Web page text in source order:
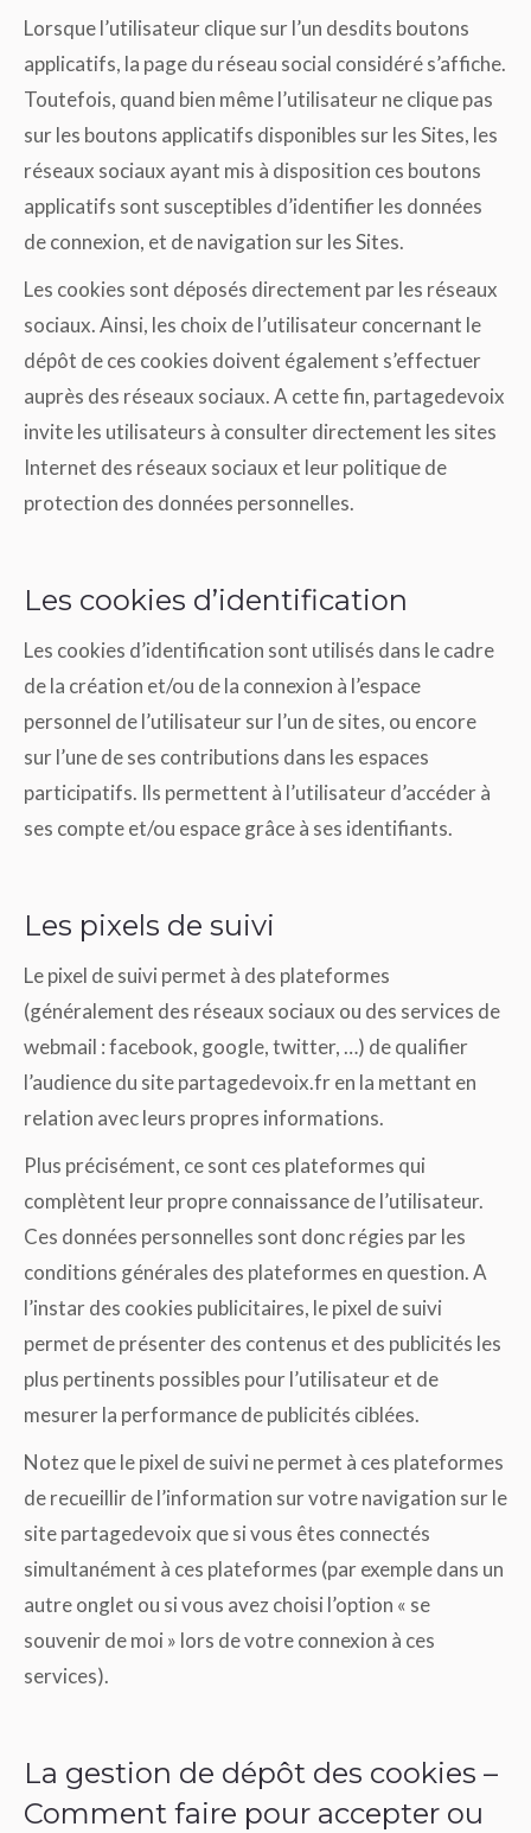
Lorsque l’utilisateur clique sur l’un desdits boutons
applicatifs, la page du réseau social considéré s’affiche.
Toutefois, quand bien même l’utilisateur ne clique pas
sur les boutons applicatifs disponibles sur les Sites, les
réseaux sociaux ayant mis à disposition ces boutons
applicatifs sont susceptibles d’identifier les données
de connexion, et de navigation sur les Sites.
Les cookies sont déposés directement par les réseaux
sociaux. Ainsi, les choix de l’utilisateur concernant le
dépôt de ces cookies doivent également s’effectuer
auprès des réseaux sociaux. A cette fin, partagedevoix
invite les utilisateurs à consulter directement les sites
Internet des réseaux sociaux et leur politique de
protection des données personnelles.
Les cookies d’identification
Les cookies d’identification sont utilisés dans le cadre
de la création et/ou de la connexion à l’espace
personnel de l’utilisateur sur l’un de sites, ou encore
sur l’une de ses contributions dans les espaces
participatifs. Ils permettent à l’utilisateur d’accéder à
ses compte et/ou espace grâce à ses identifiants.
Les pixels de suivi
Le pixel de suivi permet à des plateformes
(généralement des réseaux sociaux ou des services de
webmail : facebook, google, twitter, …) de qualifier
l’audience du site partagedevoix.fr en la mettant en
relation avec leurs propres informations.
Plus précisément, ce sont ces plateformes qui
complètent leur propre connaissance de l’utilisateur.
Ces données personnelles sont donc régies par les
conditions générales des plateformes en question. A
l’instar des cookies publicitaires, le pixel de suivi
permet de présenter des contenus et des publicités les
plus pertinents possibles pour l’utilisateur et de
mesurer la performance de publicités ciblées.
Notez que le pixel de suivi ne permet à ces plateformes
de recueillir de l’information sur votre navigation sur le
site partagedevoix que si vous êtes connectés
simultanément à ces plateformes (par exemple dans un
autre onglet ou si vous avez choisi l’option « se
souvenir de moi » lors de votre connexion à ces
services).
La gestion de dépôt des cookies –
Comment faire pour accepter ou